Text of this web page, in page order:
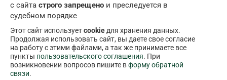
с сайта строго запрещено и преследуется в
судебном порядке
Этот сайт используетcookieдля хранения данных.
Продолжая использовать сайт, вы даете свое согласие
на работу с этими файлами, а так же принимаете все
пункты пользовательского соглашения. При
возникновении вопросов пишите вформу обратной
связи.